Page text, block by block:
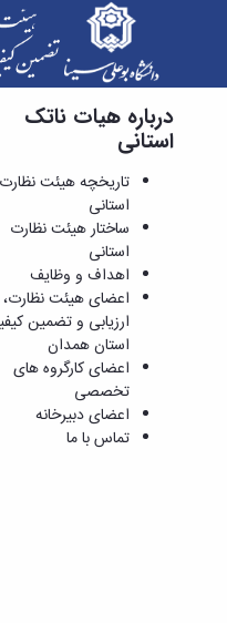
اهداف و وظایف -
درباره هیات ناتک
استانی
تاریخچه هیئت نظارت
استانی
ساختار هیئت نظارت
استانی
اهداف و وظایف
اعضای هیئت نظارت،
ارزیابی و تضمین
استان همدان
اعضای کارگروه های
تخصصی
اعضای دبیرخانه
تماس با ما